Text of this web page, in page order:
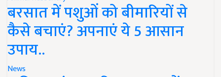
बरसात में पशुओं को बीमारियों से
कैसे बचाएं? अपनाएं ये 5 आसान
उपाय..
News